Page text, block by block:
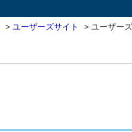
> ユーザーズサイト > ユーザー